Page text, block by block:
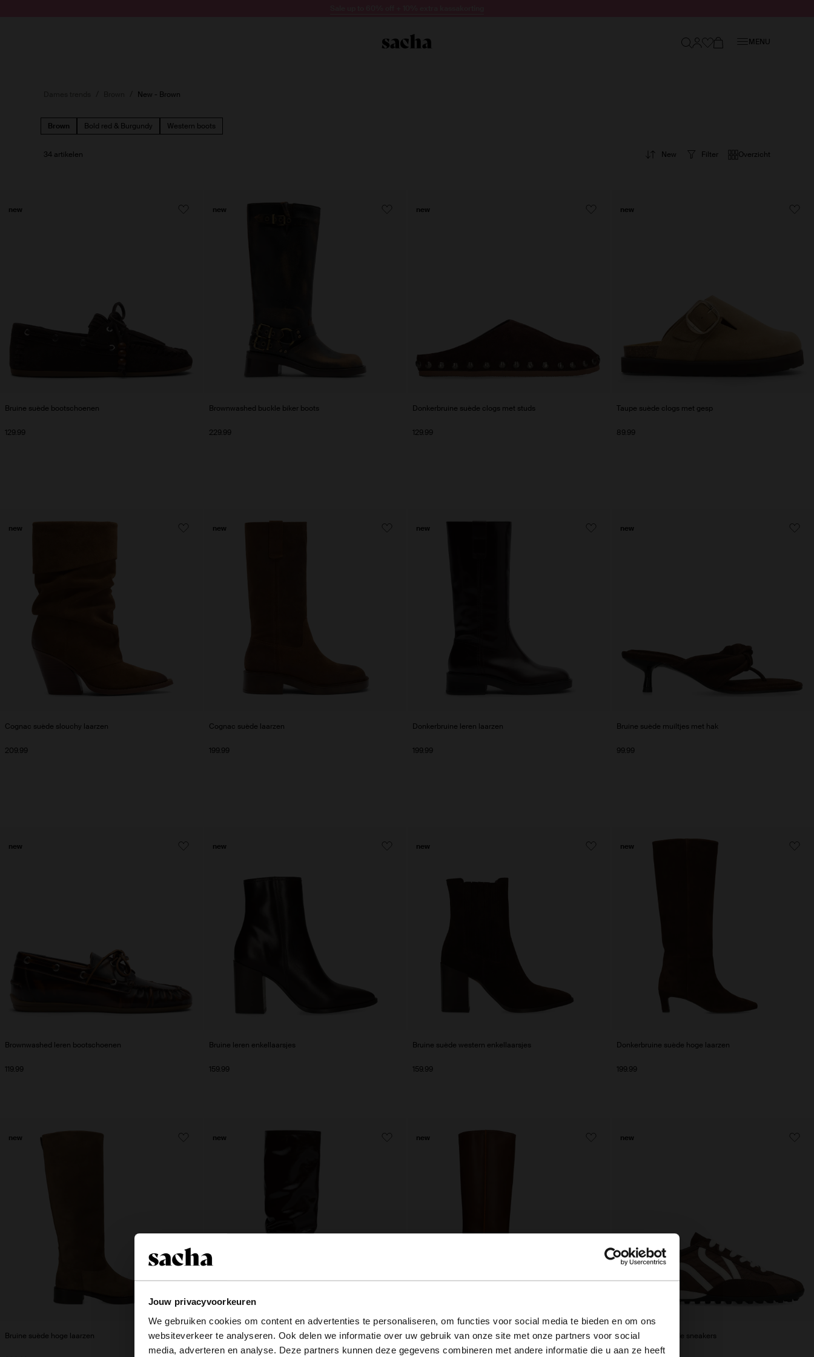
Jouw privacyvoorkeuren
We gebruiken cookies om content en advertenties te personaliseren, om functies voor social media te bieden en om ons
websiteverkeer te analyseren. Ook delen we informatie over uw gebruik van onze site met onze partners voor social
media, adverteren en analyse. Deze partners kunnen deze gegevens combineren met andere informatie die u aan ze heeft
MENU
New - Brown
Brown Bold red & Burgundy Western boots
Filter Overzicht
34 artikelen New
Bruine suède bootschoenen
129.99
new
Brownwashed buckle biker boots
229.99
new
Donkerbruine suède clogs met studs
129.99
new
Taupe suède clogs met gesp
89.99
new
Cognac suède slouchy laarzen
209.99
new
Cognac suède laarzen
199.99
new
Donkerbruine leren laarzen
199.99
new
Bruine suède muiltjes met hak
99.99
new
Brownwashed leren bootschoenen
119.99
new
Bruine leren enkellaarsjes
159.99
new
Bruine suède western enkellaarsjes
159.99
new
Donkerbruine suède hoge laarzen
199.99
new
Bruine suède hoge laarzen
new
Donkerbruine lakleren hoge laarzen
new
Bruine leren hoge laarzen met hak
new
Donkerbruine suède sneakers
new
View this website in English?
It looks like your language isn't Dutch. Would you like to